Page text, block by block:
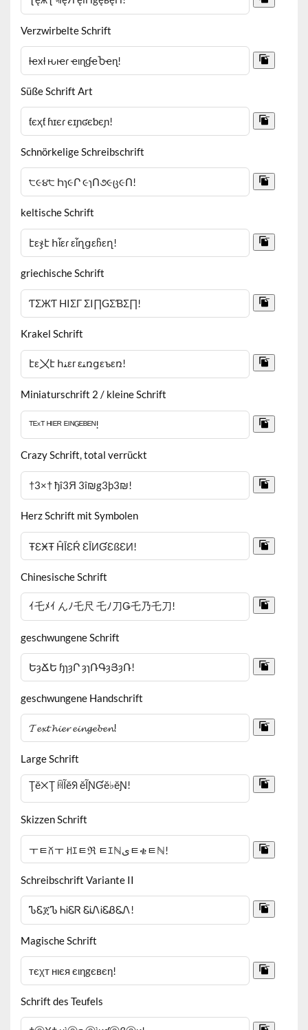
Verzwirbelte Schrift
Süße Schrift Art
Schnörkelige Schreibschrift
keltische Schrift
griechische Schrift
Krakel Schrift
Miniaturschrift 2 / kleine Schrift
Crazy Schrift, total verrückt
Herz Schrift mit Symbolen
Chinesische Schrift
geschwungene Schrift
geschwungene Handschrift
Large Schrift
Skizzen Schrift
Schreibschrift Variante II
Magische Schrift
Schrift des Teufels